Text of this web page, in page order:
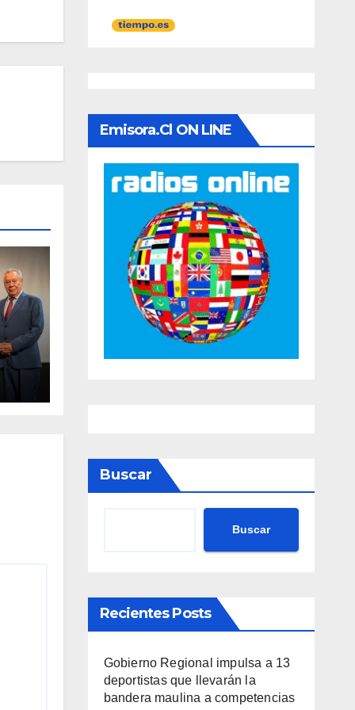
Emisora.cl ON LINE
Buscar
Buscar
Recientes Posts
Gobierno Regional impulsa a 13
deportistas que llevarán la
bandera maulina a competencias